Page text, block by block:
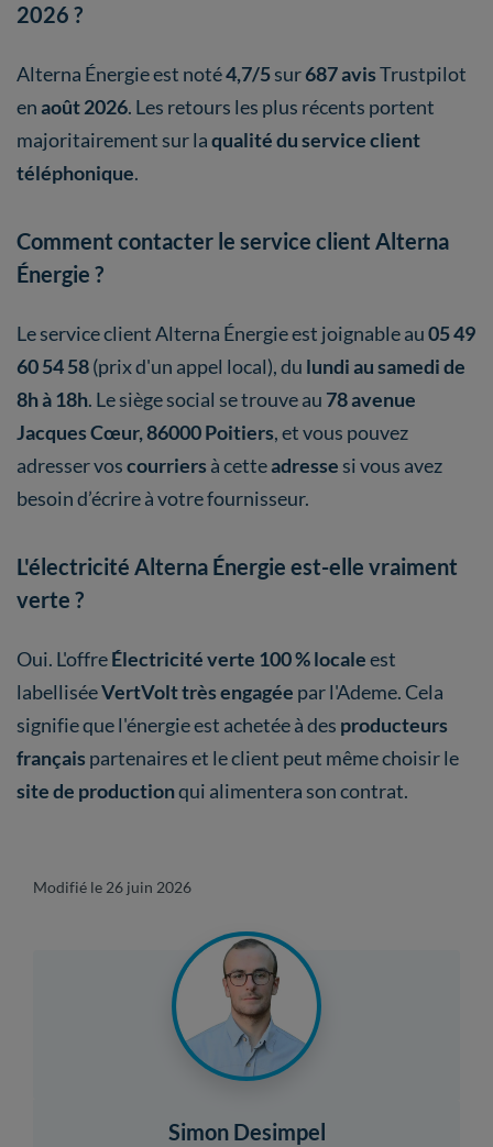
2026 ?
Alterna Énergie est noté4,7/5sur687 avisTrustpilot
enaoût 2026. Les retours les plus récents portent
majoritairement sur laqualité du service client
téléphonique.
Comment contacter le service client Alterna
Énergie ?
Le service client Alterna Énergie est joignable au05 49
60 54 58(prix d'un appel local), du lundi au samedi de
8h à 18h. Le siège social se trouve au 78 avenue
Jacques Cœur, 86000 Poitiers, et vous pouvez
adresser voscourriers à cetteadresse si vous avez
besoin d’écrire à votre fournisseur.
L'électricité Alterna Énergie est-elle vraiment
verte ?
Oui. L'offreÉlectricité verte 100 % localeest
labelliséeVertVolttrès engagée par l'Ademe. Cela
signifie que l'énergie est achetée à des producteurs
français partenaires et le client peut même choisir le
site de productionqui alimentera son contrat.
Modifié le 26 juin 2026
Simon Desimpel